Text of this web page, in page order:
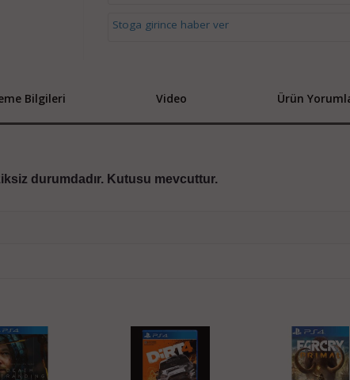
Stoga girince haber ver
Bilgileri Video Ürün
durumdadır. Kutusu mevcuttur.